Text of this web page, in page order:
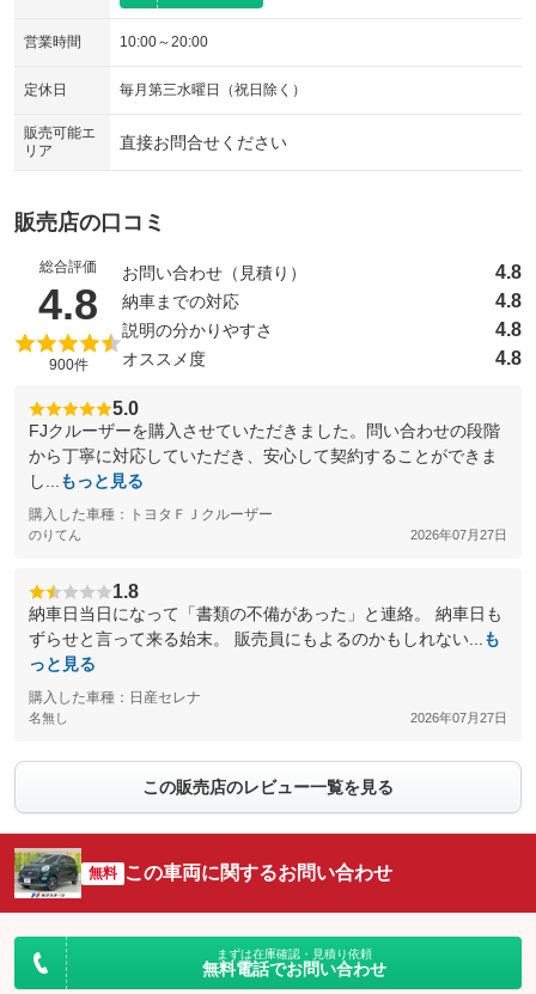
営業時間 10:00～20:00
定休日 毎月第三水曜日（祝日除く）
販売可能エ
リア
直接お問合せください
販売店の口コミ
総合評価
4.8 （5点満点中）
900件
お問い合わせ（見積り） 4.8
納車までの対応 4.8
説明の分かりやすさ 4.8
オススメ度 4.8
5.0
FJクルーザーを購入させていただきました。問い合わせの段階
から丁寧に対応していただき、安心して契約することができま
し...
もっと見る
購入した車種：トヨタＦＪクルーザー
のりてん 2026年07月27日
1.8
納車日当日になって「書類の不備があった」と連絡。 納車日も
ずらせと言って来る始末。 販売員にもよるのかもしれない...
も
っと見る
購入した車種：日産セレナ
名無し 2026年07月27日
この販売店のレビュー一覧を見る
無料 この車両に関するお問い合わせ
まずは在庫確認・見積り依頼
無料電話でお問い合わせ